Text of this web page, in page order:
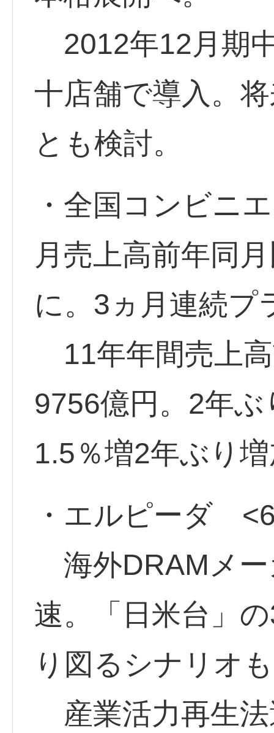
2012年12月期
十店舗で導入。
とも検討。
・全国コンビニ
月売上高前年同
に。3ヵ月連続プ
11年年間売上
9756億円。2年
1.5％増2年ぶり
・エルピーダ
海外DRAMメー
速。「日米台」
り図るシナリオ
産業活力再生法